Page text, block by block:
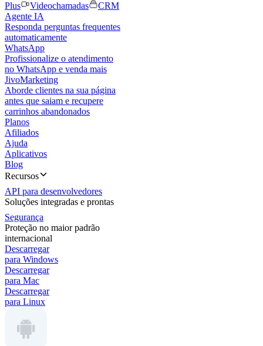
Plus
Videochamadas
CRM
Agente IA
Responda perguntas frequentes
automaticamente
WhatsApp
Profissionalize o atendimento
no WhatsApp e venda mais
JivoMarketing
Aborde clientes na sua página
antes que saiam e recupere
carrinhos abandonados
Planos
Afiliados
Ajuda
Aplicativos
Blog
Recursos
API para desenvolvedores
Soluções integradas e prontas
Segurança
Proteção no maior padrão
internacional
Descarregar
para Windows
Descarregar
para Mac
Descarregar
para Linux